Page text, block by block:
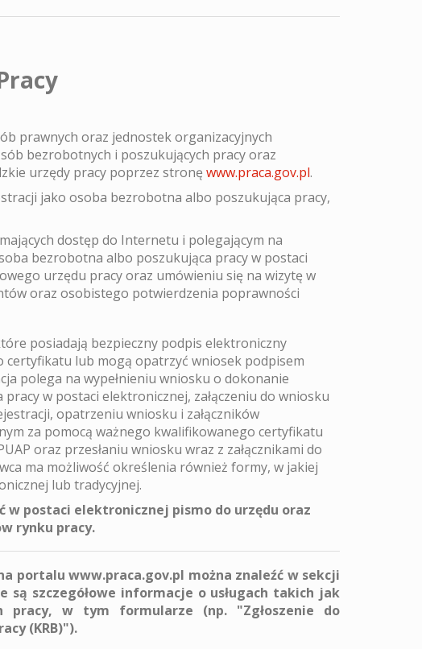
prawnych oraz jednostek organizacyjnych
bezrobotnych i poszukujących pracy oraz
urzędy pracy poprzez stronę www.praca.gov.pl.
jako osoba bezrobotna albo poszukująca pracy,
dostęp do Internetu i polegającym na
bezrobotna albo poszukująca pracy w postaci
urzędu pracy oraz umówieniu się na wizytę w
oraz osobistego potwierdzenia poprawności
posiadają bezpieczny podpis elektroniczny
lub mogą opatrzyć wniosek podpisem
polega na wypełnieniu wniosku o dokonanie
w postaci elektronicznej, załączeniu do wniosku
opatrzeniu wniosku i załączników
za pomocą ważnego kwalifikowanego certyfikatu
oraz przesłaniu wniosku wraz z załącznikami do
ma możliwość określenia również formy, w jakiej
lub tradycyjnej.
w postaci elektronicznej pismo do urzędu oraz
rynku pracy.
portalu www.praca.gov.pl można znaleźć w sekcji
są szczegółowe informacje o usługach takich jak
pracy, w tym formularze (np. "Zgłoszenie do
(KRB)").